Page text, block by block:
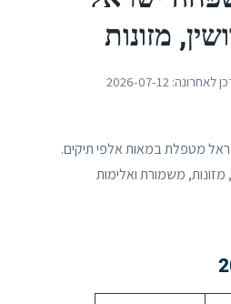
לאחרונה:2026-07-12
מטפלת במאות אלפי תיקים.
מזונות, משמורת ואלימות